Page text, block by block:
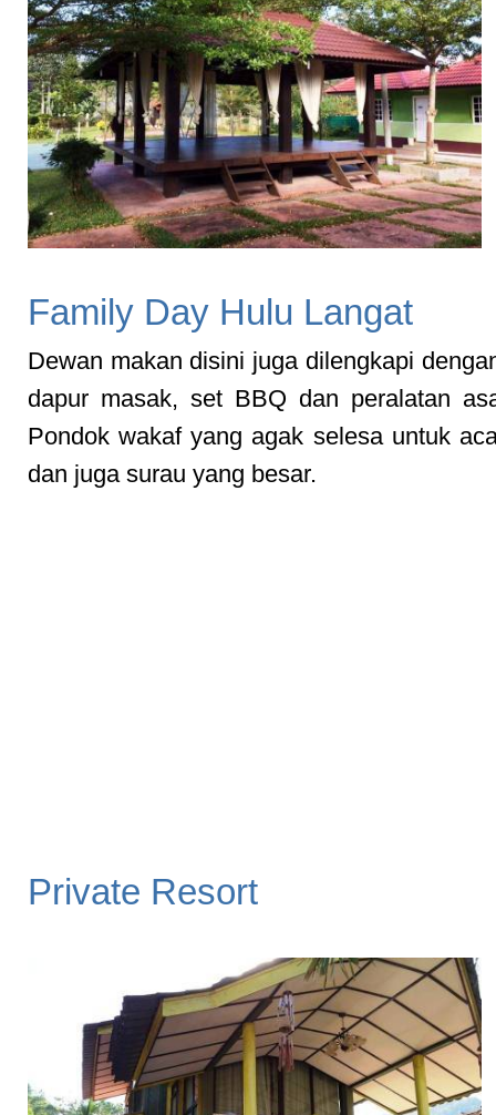
Family Day Hulu Langat
Dewan makan disini juga dilengkapi
dapur masak, set BBQ dan peralatan
Pondok wakaf yang agak selesa untuk
dan juga surau yang besar.
Private Resort